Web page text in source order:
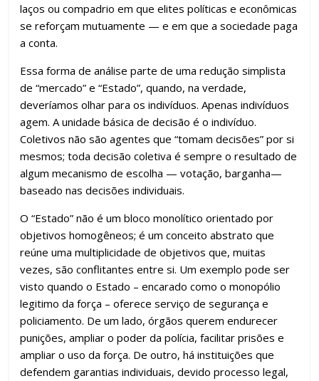
laços ou compadrio em que elites políticas e econômicas
se reforçam mutuamente — e em que a sociedade paga
a conta.
Essa forma de análise parte de uma redução simplista
de “mercado” e “Estado”, quando, na verdade,
deveríamos olhar para os indivíduos. Apenas indivíduos
agem. A unidade básica de decisão é o indivíduo.
Coletivos não são agentes que “tomam decisões” por si
mesmos; toda decisão coletiva é sempre o resultado de
algum mecanismo de escolha — votação, barganha—
baseado nas decisões individuais.
O “Estado” não é um bloco monolítico orientado por
objetivos homogêneos; é um conceito abstrato que
reúne uma multiplicidade de objetivos que, muitas
vezes, são conflitantes entre si. Um exemplo pode ser
visto quando o Estado – encarado como o monopólio
legitimo da força – oferece serviço de segurança e
policiamento. De um lado, órgãos querem endurecer
punições, ampliar o poder da polícia, facilitar prisões e
ampliar o uso da força. De outro, há instituições que
defendem garantias individuais, devido processo legal,